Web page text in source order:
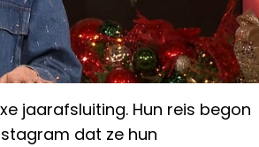
jaarafsluiting. Hun reis begon
dat ze hun